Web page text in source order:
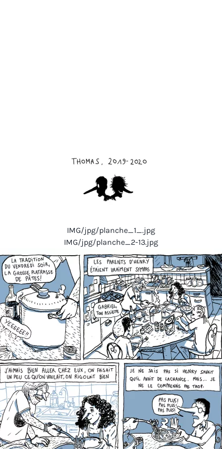
IMG/jpg/planche_1_.jpg
IMG/jpg/planche_2-13.jpg